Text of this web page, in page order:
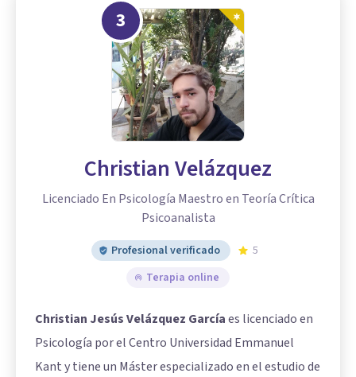
3
Christian Velázquez
Licenciado En Psicología Maestro en Teoría Crítica
Psicoanalista
Profesional verificado
5
Terapia online
Christian Jesús Velázquez Garcíaes licenciado en
Psicología por el Centro Universidad Emmanuel
Kant y tiene un Máster especializado en el estudio de